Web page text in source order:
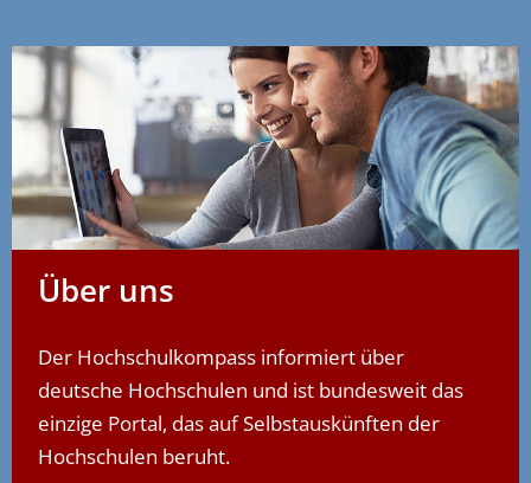
Über uns
Der Hochschulkompass informiert über
deutsche Hochschulen und ist bundesweit das
einzige Portal, das auf Selbstauskünften der
Hochschulen beruht.